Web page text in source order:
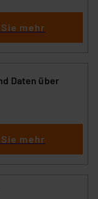
mehr
Daten über
mehr